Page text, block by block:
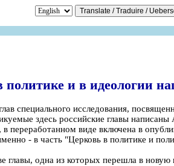
политике и в идеологии
специального исследования,
здесь российские главы
переработанном виде включена в
- в часть "Церковь в политике и
главы, одна из которых перешла в